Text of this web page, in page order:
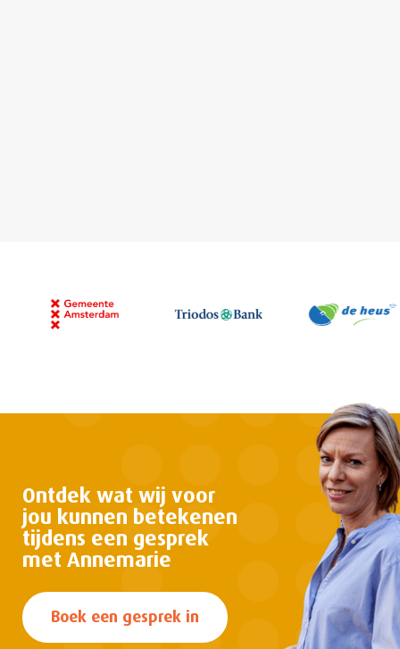
Ontdek wat wij voor
jou kunnen betekenen
tijdens een gesprek
met Annemarie
Boek een gesprek in